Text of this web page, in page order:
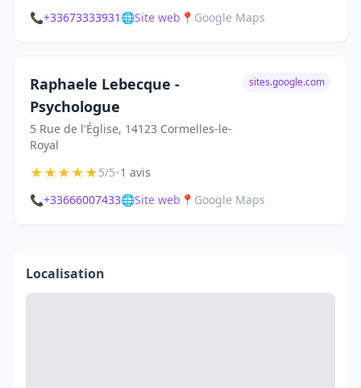
📞+33673333931 🌐Site web 📍 Google Maps
Raphaele Lebecque -
Psychologue
5 Rue de l'Église, 14123 Cormelles-le-
Royal
sites.google.com
★★★★★5/5•1 avis
📞+33666007433🌐Site web 📍 Google Maps
Localisation